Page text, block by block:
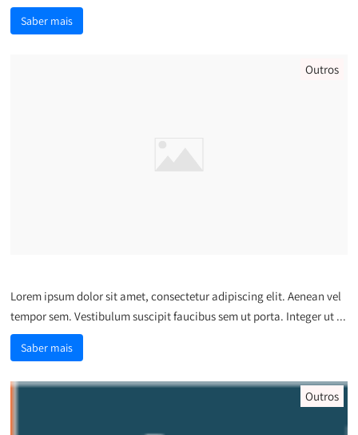
Saber mais
Outros
Lorem ipsum dolor sit amet, consectetur adipiscing elit. Aenean vel
tempor sem. Vestibulum suscipit faucibus sem ut porta. Integer ut ...
Saber mais
Outros